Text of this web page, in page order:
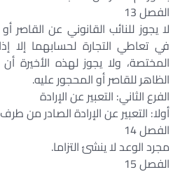
الفصل 13
لا يجوز للنائب القانوني عن القاصر
في تعاطي التجارة لحسابهما إلا
المختصة، ولا يجوز لهذه الأخيرة
الظاهر للقاصر أو المحجور عليه.
الفرع الثاني: التعبير عن الإرادة
أولا: التعبير عن الإرادة الصادر من
الفصل 14
مجرد الوعد لا ينشئ التزاما.
الفصل 15